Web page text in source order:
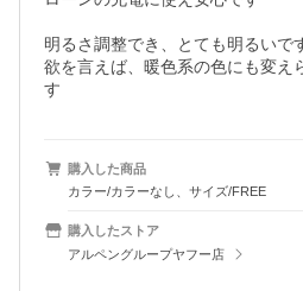
明るさ調整でき、とても明るいで
欲を言えば、暖色系の色にも変え
す
購入した商品
カラー/カラーなし、サイズ/FREE
購入したストア
アルペングループヤフー店